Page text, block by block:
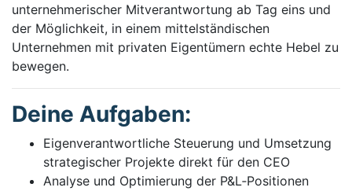
unternehmerischer Mitverantwortung ab Tag eins und
der Möglichkeit, in einem mittelständischen
Unternehmen mit privaten Eigentümern echte Hebel zu
bewegen.
Deine Aufgaben:
Eigenverantwortliche Steuerung und Umsetzung
strategischer Projekte direkt für den CEO
Analyse und Optimierung der P&L‑Positionen